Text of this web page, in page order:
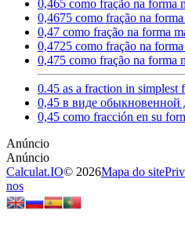
0,465 como fração na forma
0,4675 como fração na
0,47 como fração na forma
0,4725 como fração na
0,475 como fração na forma
0.45 as a fraction in simplest
0,45 в виде обыкновенной
0,45 como fracción en su
Calculat.IO© 2026Mapa do site
nos